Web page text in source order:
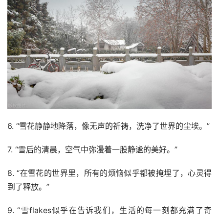
6. “雪花静静地降落，像无声的祈祷，洗净了世界的尘埃。”
7. “雪后的清晨，空气中弥漫着一股静谧的美好。”
8. “在雪花的世界里，所有的烦恼似乎都被掩埋了，心灵得
到了释放。️”
9. “雪flakes似乎在告诉我们，生活的每一刻都充满了奇